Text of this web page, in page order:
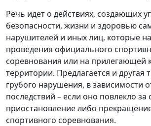
Речь идет о действиях, создающих
безопасности, жизни и здоровью
нарушителей и иных лиц, которые
проведения официального
соревнования или на прилегающей
территории. Предлагается и другая
грубого нарушения, в зависимости
последствий – если оно повлекло за
приостановление либо
спортивного соревнования.